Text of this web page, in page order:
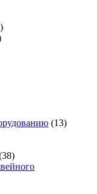
(13)